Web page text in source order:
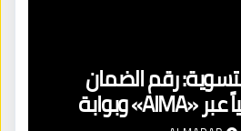
رقم الضمان
الاجتماعي تلقائياً عبر «AIMA» وبوابة